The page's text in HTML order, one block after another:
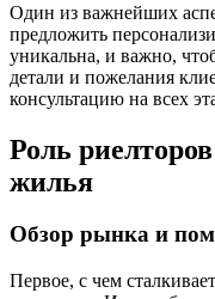
Один из важнейших
предложить
уникальна, и важно,
детали и пожелания
консультацию на всех
Роль
жилья
Обзор рынка и
Первое, с чем